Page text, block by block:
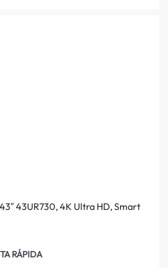
43UR730, 4K Ultra HD, Smart
RÁPIDA